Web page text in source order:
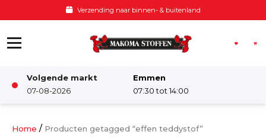
Verzending naar binnen- & buitenland
Volgende markt
07-08-2026
Emmen
07:30 tot 14:00
Damesstoffen
Home / Producten getagged “effen teddystof”